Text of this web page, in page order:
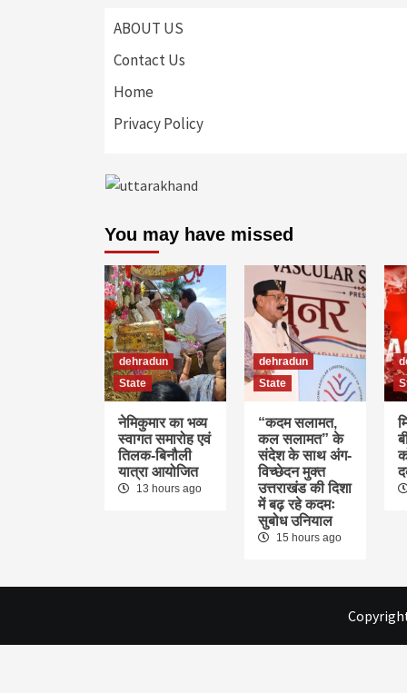
ABOUT US
Contact Us
Home
Privacy Policy
You may have missed
dehradun
State
नेमिकुमार का भव्य
स्वागत समारोह एवं
तिलक-बिनौली
यात्रा आयोजित
13 hours ago
dehradun
State
“कदम सलामत,
कल सलामत” के
संदेश के साथ अंग-
विच्छेदन मुक्त
उत्तराखंड की दिशा
में बढ़ रहे कदमः
सुबोध उनियाल
15 hours ago